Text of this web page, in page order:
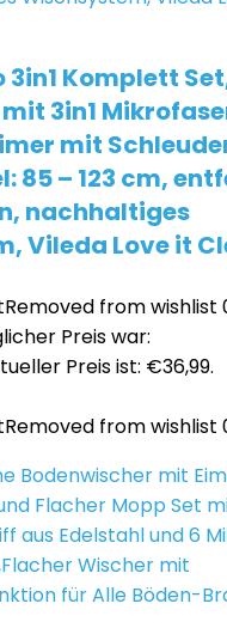
Komplett
3in1
mit
85 – 123 cm,
nachhaltiges
Vileda Love it
Removed from wishlist
Preis war:
Preis ist: €36,99.
Removed from wishlist